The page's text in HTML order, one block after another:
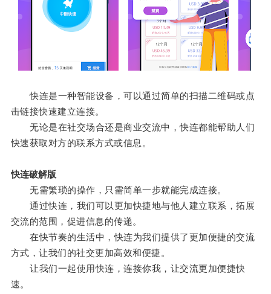
快连是一种智能设备，可以通过简单的扫描二维码或点
击链接快速建立连接。
无论是在社交场合还是商业交流中，快连都能帮助人们
快速获取对方的联系方式或信息。
快连破解版
无需繁琐的操作，只需简单一步就能完成连接。
通过快连，我们可以更加快捷地与他人建立联系，拓展
交流的范围，促进信息的传递。
在快节奏的生活中，快连为我们提供了更加便捷的交流
方式，让我们的社交更加高效和便捷。
让我们一起使用快连，连接你我，让交流更加便捷快
速。